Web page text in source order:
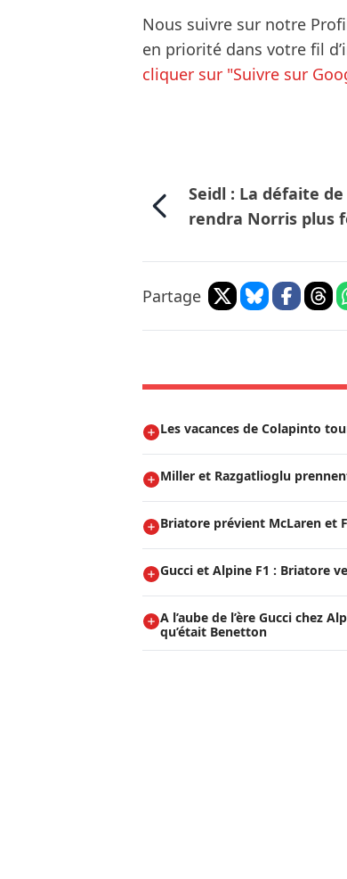
Nous suivre sur notre
en priorité dans votre fil
cliquer sur "Suivre sur
Seidl : La défaite
rendra Norris plus
Partage
Les vacances de Colapinto
Miller et Razgatlioglu
Briatore prévient McLaren et
Gucci et Alpine F1 : Briatore
A l’aube de l’ère Gucci chez
qu’était Benetton